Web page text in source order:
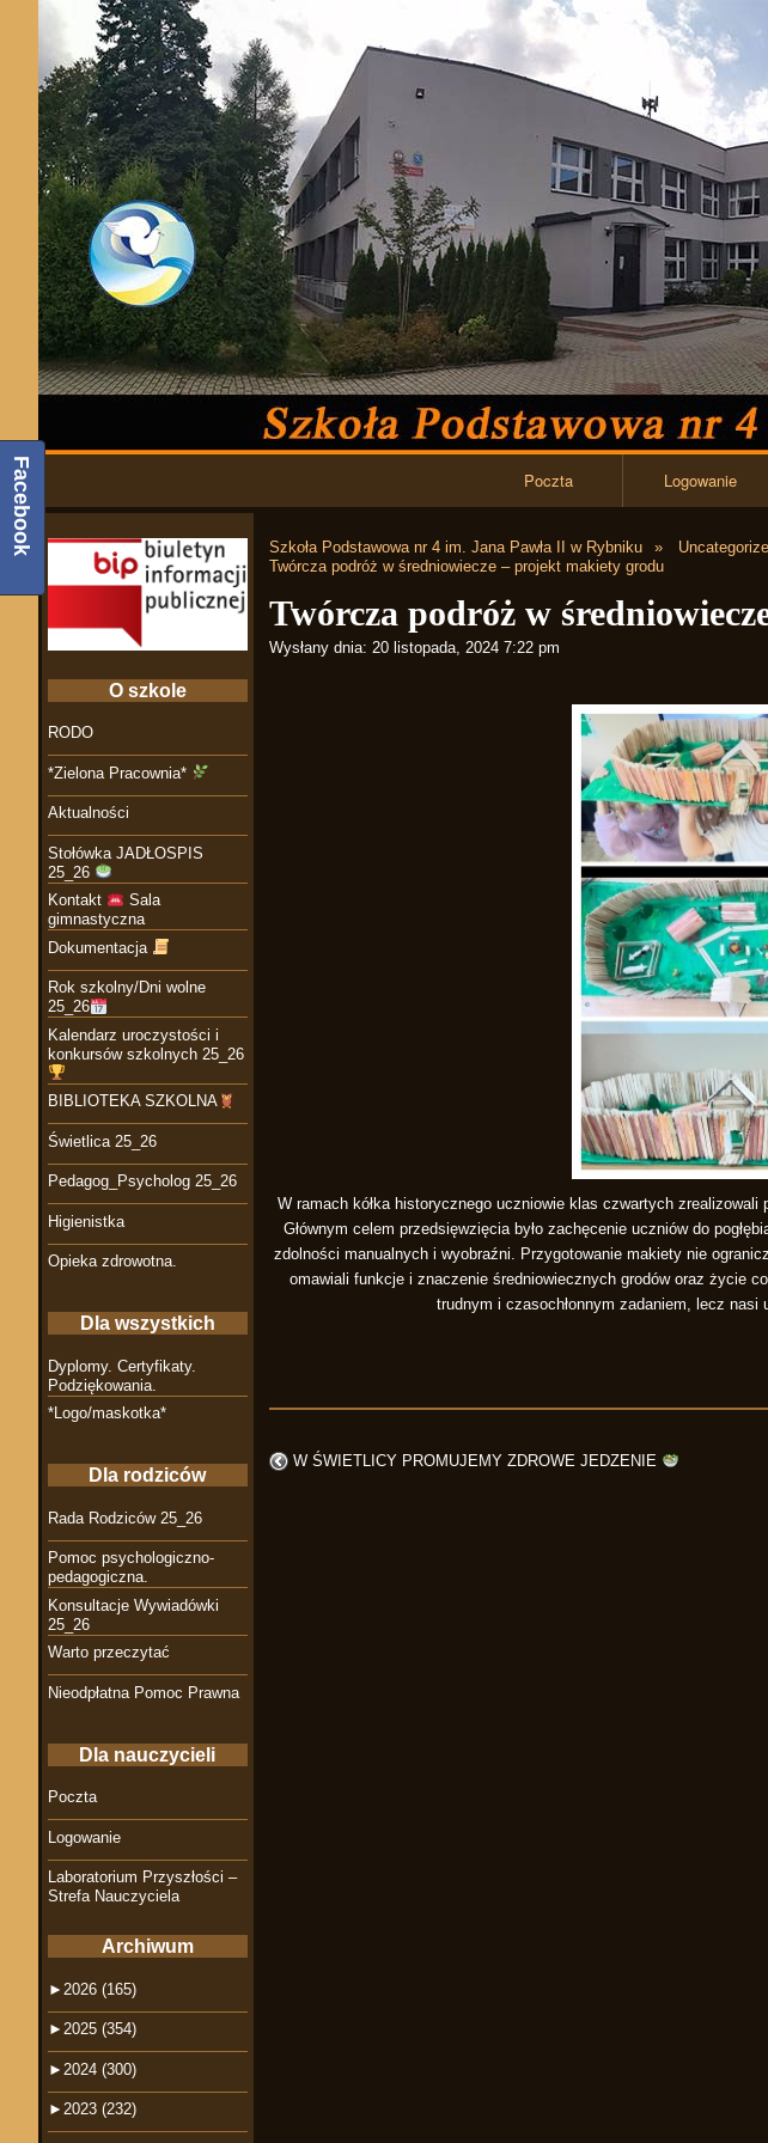
Poczta Logowanie
Szkoła Podstawowa nr 4 im. Jana Pawła II w Rybniku
Twórcza podróż w średniowiecze – projekt makiety grodu
Twórcza podróż w
Wysłany dnia: 20 listopada, 2024 7:22 pm
W ramach kółka historycznego uczniowie klas czwartych
Głównym celem przedsięwzięcia było zachęcenie uczniów do
zdolności manualnych i wyobraźni. Przygotowanie makiety nie
omawiali funkcje i znaczenie średniowiecznych grodów oraz życie
trudnym i czasochłonnym zadaniem, lecz
W ŚWIETLICY PROMUJEMY ZDROWE JEDZENIE
O szkole
RODO
*Zielona Pracownia*
Aktualności
Stołówka JADŁOSPIS
25_26
Kontakt
Sala
gimnastyczna
Dokumentacja
Rok szkolny/Dni wolne
25_26
Kalendarz uroczystości i
konkursów szkolnych 25_26
BIBLIOTEKA SZKOLNA
Świetlica 25_26
Pedagog_Psycholog 25_26
Higienistka
Opieka zdrowotna.
Dla wszystkich
Dyplomy. Certyfikaty.
Podziękowania.
*Logo/maskotka*
Dla rodziców
Rada Rodziców 25_26
Pomoc psychologiczno-
pedagogiczna.
Konsultacje Wywiadówki
25_26
Warto przeczytać
Nieodpłatna Pomoc Prawna
Dla nauczycieli
Poczta
Logowanie
Laboratorium Przyszłości –
Strefa Nauczyciela
Archiwum
► 2026 (165)
► 2025 (354)
► 2024 (300)
► 2023 (232)
Facebook